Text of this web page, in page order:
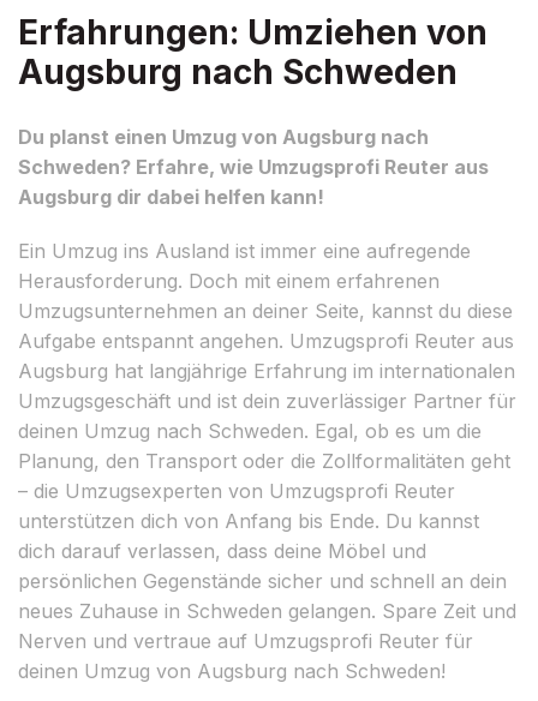
Erfahrungen: Umziehen von
Augsburg nach Schweden
Du planst einen Umzug von Augsburg nach
Schweden? Erfahre, wie Umzugsprofi Reuter aus
Augsburg dir dabei helfen kann!
Ein Umzug ins Ausland ist immer eine aufregende
Herausforderung. Doch mit einem erfahrenen
Umzugsunternehmen an deiner Seite, kannst du diese
Aufgabe entspannt angehen. Umzugsprofi Reuter aus
Augsburg hat langjährige Erfahrung im internationalen
Umzugsgeschäft und ist dein zuverlässiger Partner für
deinen Umzug nach Schweden. Egal, ob es um die
Planung, den Transport oder die Zollformalitäten geht
– die Umzugsexperten von Umzugsprofi Reuter
unterstützen dich von Anfang bis Ende. Du kannst
dich darauf verlassen, dass deine Möbel und
persönlichen Gegenstände sicher und schnell an dein
neues Zuhause in Schweden gelangen. Spare Zeit und
Nerven und vertraue auf Umzugsprofi Reuter für
deinen Umzug von Augsburg nach Schweden!